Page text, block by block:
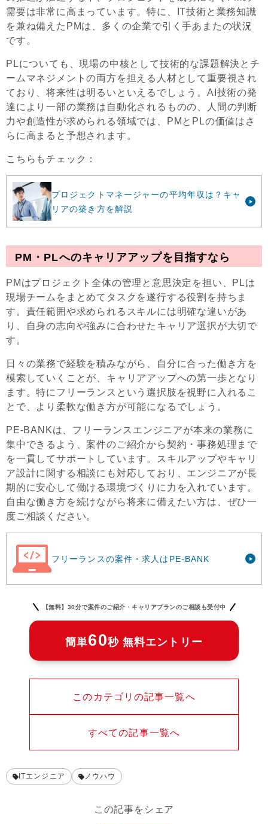
需要は非常に高まっています。特に、IT技術と業務知識
を兼ね備えたPMは、多くの企業で引く手あまたの状況
です。
PLについても、現場の中核として技術的な課題解決とチ
ームマネジメントの両方を担える人材として重要視され
ており、将来性は明るいといえるでしょう。AI技術の発
達により一部の業務は自動化されるものの、人間の判断
力や創造性が求められる領域では、PMとPLの価値はさ
らに高まると予想されます。
こちらもチェック：
プロジェクトマネージャーの平均年収は？キャ
リアの築き方を解説
PM・PLへのキャリアアップを目指すなら
PMはプロジェクト全体の管理と意思決定を担い、PLは
現場チームをまとめてタスクを遂行する役割を持ちま
す。責任範囲や求められるスキルには明確な違いがあ
り、自身の志向や強みに合わせたキャリア選択が大切で
す。
日々の業務で経験を積みながら、自分に合った働き方を
模索していくことが、キャリアアップへの第一歩となり
ます。特にフリーランスという選択肢を視野に入れるこ
とで、より柔軟な働き方が可能になるでしょう。
PE-BANKは、フリーランスエンジニアが本来の業務に
集中できるよう、案件のご紹介から契約・事務処理まで
を一貫してサポートしています。スキルアップやキャリ
ア設計に関する相談にも対応しており、エンジニアが長
期的に安心して働ける環境づくりに力を入れています。
自由な働き方を続けながら将来に備えたい方は、ぜひ一
度ご相談ください。
フリーランスの案件・求人はPE-BANK
【無料】30分で案件のご紹介・キャリアプランのご相談も受付中
簡単60秒 無料エントリー
このカテゴリの記事一覧へ
すべての記事一覧へ
ITエンジニア ノウハウ
この記事をシェア